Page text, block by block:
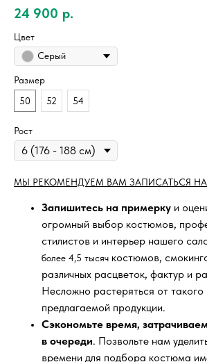
24 900 р.
Цвет
Серый
Размер
50
52 54
Рост
МЫ РЕКОМЕНДУЕМ ВАМ ЗАПИСАТЬСЯ
Запишитесь на примерку и
огромный выбор костюмов,
стилистов и интерьер нашего
более 4,5 тысяч костюмов,
различных расцветок, фактур и
Несложно растеряться от такого
предлагаемой продукции.
Сэкономьте время,
в очереди. Позвольте нам
времени для подбора костюма